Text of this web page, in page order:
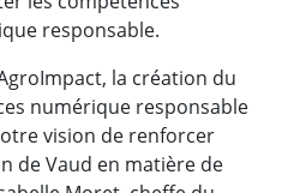
responsable.
la création du
numérique responsable
vision de renforcer
de Vaud en matière de